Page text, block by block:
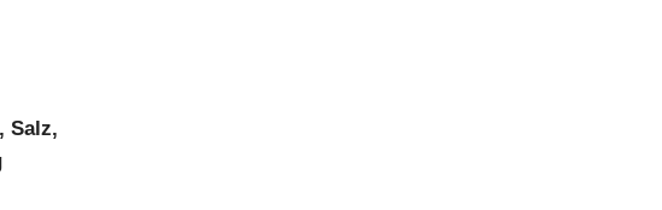
Salz,